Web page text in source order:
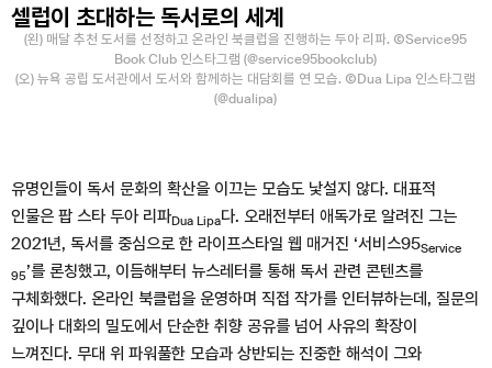
셀럽이 초대하는 독서로의 세계
(왼) 매달 추천 도서를 선정하고 온라인 북클럽을 진행하는 두아 리파. ⒸService95
Book Club 인스타그램 (@service95bookclub)
(오) 뉴욕 공립 도서관에서 도서와 함께하는 대담회를 연 모습. ⒸDua Lipa 인스타그램
(@dualipa)
유명인들이 독서 문화의 확산을 이끄는 모습도 낯설지 않다. 대표적
인물은 팝 스타 두아 리파Dua Lipa다. 오래전부터 애독가로 알려진 그는
2021년, 독서를 중심으로 한 라이프스타일 웹 매거진 ‘서비스95Service
95’를 론칭했고, 이듬해부터 뉴스레터를 통해 독서 관련 콘텐츠를
구체화했다. 온라인 북클럽을 운영하며 직접 작가를 인터뷰하는데, 질문의
깊이나 대화의 밀도에서 단순한 취향 공유를 넘어 사유의 확장이
느껴진다. 무대 위 파워풀한 모습과 상반되는 진중한 해석이 그와